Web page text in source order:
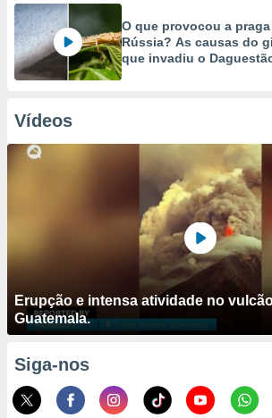
O que provocou a
Rússia? As causas do
que invadiu o
Vídeos
Erupção e intensa atividade no
Guatemala.
Siga-nos